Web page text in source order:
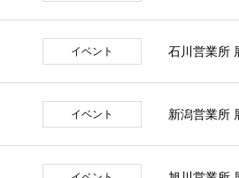
イベント 石川営業所
イベント 新潟営業所